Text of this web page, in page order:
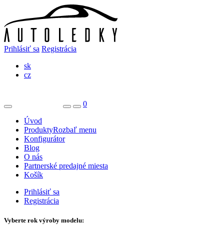
Prihlásiť sa Registrácia
sk
cz
0
Úvod
ProduktyRozbaľ menu
Konfigurátor
Blog
O nás
Partnerské predajné miesta
Košík
Prihlásiť sa
Registrácia
Vyberte rok výroby modelu: